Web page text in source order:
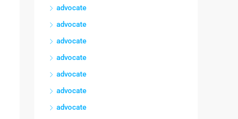
advocate
advocate
advocate
advocate
advocate
advocate
advocate